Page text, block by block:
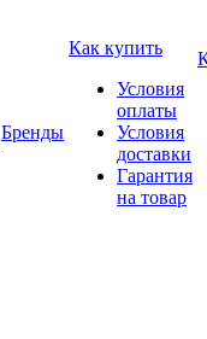
Бренды
Как купить
Условия
оплаты
Условия
доставки
Гарантия
на товар